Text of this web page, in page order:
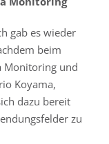
gab es wieder
beim
Monitoring und
Koyama,
dazu bereit
zu